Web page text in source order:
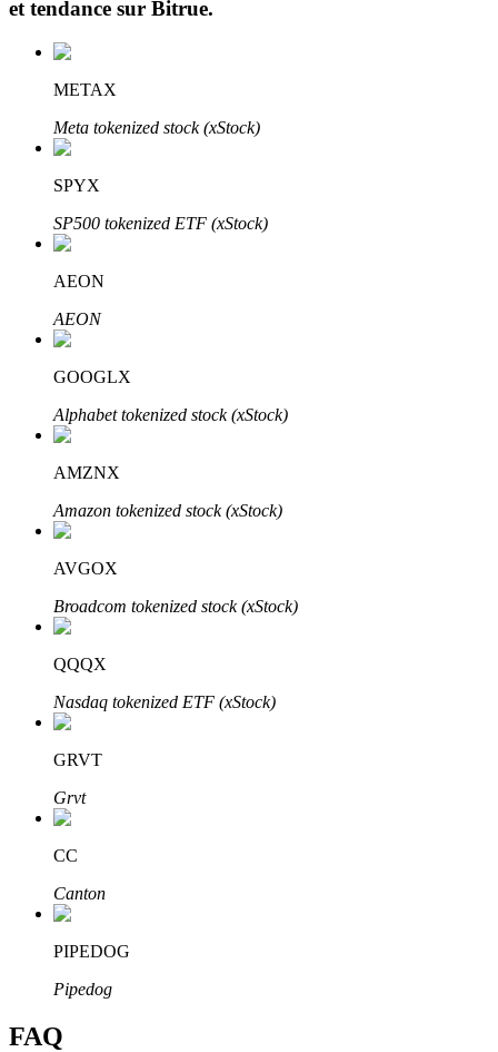
Investissement automobile
Obtenez des bénéfices à long terme et des intérêts flexibles
Apprenez le Staking
Découvrez comment gagner un revenu passif
Bitrue
AI
Partenaires Bitrue
et tendance sur Bitrue.
METAX
Meta tokenized stock (xStock)
SPYX
SP500 tokenized ETF (xStock)
AEON
AEON
GOOGLX
Alphabet tokenized stock (xStock)
AMZNX
Amazon tokenized stock (xStock)
AVGOX
Broadcom tokenized stock (xStock)
QQQX
Nasdaq tokenized ETF (xStock)
GRVT
Grvt
CC
Canton
PIPEDOG
Pipedog
FAQ